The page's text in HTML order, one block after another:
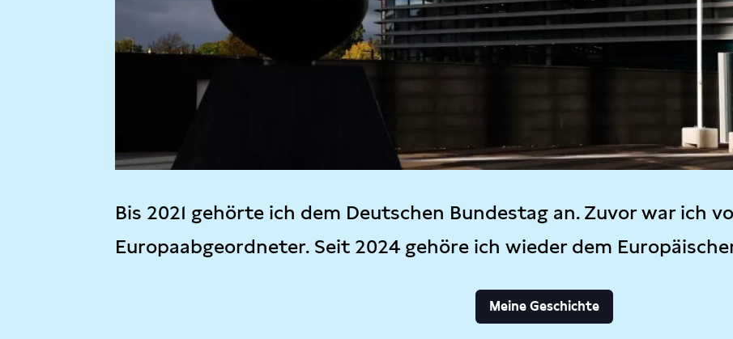
Bis 2021 gehörte ich dem Deutschen Bundestag an. Zuvor war ich
Europaabgeordneter. Seit 2024 gehöre ich wieder dem
Meine Geschichte